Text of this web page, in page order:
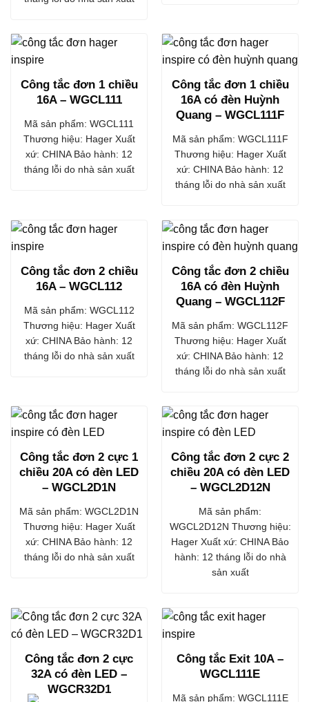
Công tắc đơn 1 chiều
16A – WGCL111
Mã sản phẩm: WGCL111
Thương hiệu: Hager Xuất
xứ: CHINA Bảo hành: 12
tháng lỗi do nhà sản xuất
Công tắc đơn 1 chiều
16A có đèn Huỳnh
Quang – WGCL111F
Mã sản phẩm: WGCL111F
Thương hiệu: Hager Xuất
xứ: CHINA Bảo hành: 12
tháng lỗi do nhà sản xuất
Công tắc đơn 2 chiều
16A – WGCL112
Mã sản phẩm: WGCL112
Thương hiệu: Hager Xuất
xứ: CHINA Bảo hành: 12
tháng lỗi do nhà sản xuất
Công tắc đơn 2 chiều
16A có đèn Huỳnh
Quang – WGCL112F
Mã sản phẩm: WGCL112F
Thương hiệu: Hager Xuất
xứ: CHINA Bảo hành: 12
tháng lỗi do nhà sản xuất
Công tắc đơn 2 cực 1
chiều 20A có đèn LED
– WGCL2D1N
Mã sản phẩm: WGCL2D1N
Thương hiệu: Hager Xuất
xứ: CHINA Bảo hành: 12
tháng lỗi do nhà sản xuất
Công tắc đơn 2 cực 2
chiều 20A có đèn LED
– WGCL2D12N
Mã sản phẩm:
WGCL2D12N Thương hiệu:
Hager Xuất xứ: CHINA Bảo
hành: 12 tháng lỗi do nhà
sản xuất
Công tắc đơn 2 cực
32A có đèn LED –
WGCR32D1
Công tắc Exit 10A –
WGCL111E
Mã sản phẩm: WGCL111E